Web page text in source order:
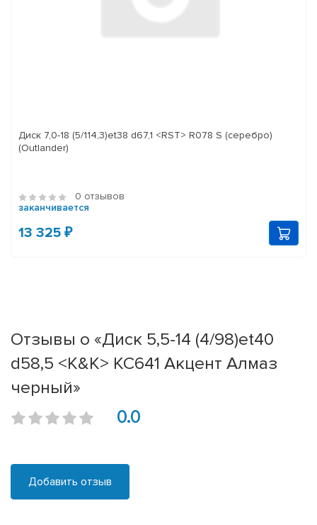
Диск 7,0-18 (5/114,3)et38 d67,1 <RST> R078 S (серебро)
(Outlander)
0 отзывов
заканчивается
13 325 ₽
Отзывы о «Диск 5,5-14 (4/98)et40
d58,5 <K&K> КС641 Акцент Алмаз
черный»
0.0
Добавить отзыв